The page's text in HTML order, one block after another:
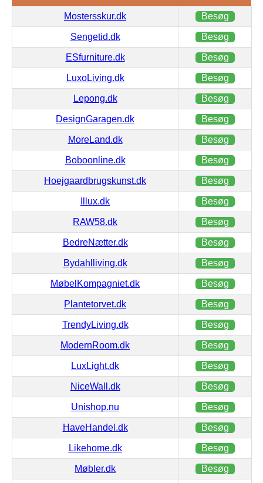
Mostersskur.dk Besøg
Sengetid.dk Besøg
ESfurniture.dk Besøg
LuxoLiving.dk Besøg
Lepong.dk Besøg
DesignGaragen.dk Besøg
MoreLand.dk Besøg
Boboonline.dk Besøg
Hoejgaardbrugskunst.dk Besøg
Illux.dk Besøg
RAW58.dk Besøg
BedreNætter.dk Besøg
Bydahlliving.dk Besøg
MøbelKompagniet.dk Besøg
Plantetorvet.dk Besøg
TrendyLiving.dk Besøg
ModernRoom.dk Besøg
LuxLight.dk Besøg
NiceWall.dk Besøg
Unishop.nu Besøg
HaveHandel.dk Besøg
Likehome.dk Besøg
Møbler.dk Besøg